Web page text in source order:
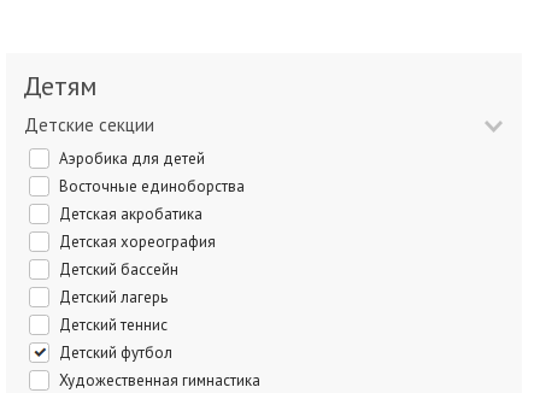
Детям
Детские секции
Аэробика для детей
Восточные единоборства
Детская акробатика
Детская хореография
Детский бассейн
Детский лагерь
Детский теннис
Детский футбол
Художественная гимнастика